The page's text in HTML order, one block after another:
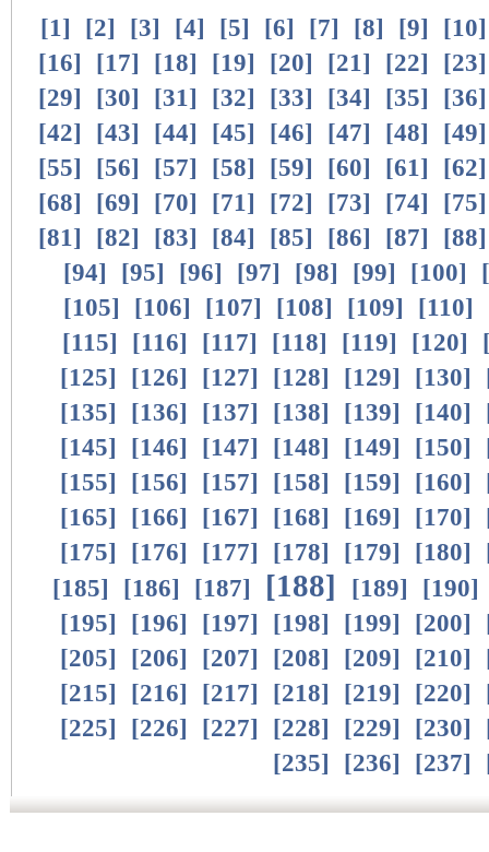
[1] [2] [3] [4] [5] [6] [7] [8] [9] [10
[16] [17] [18] [19] [20] [21] [22] [23
[29] [30] [31] [32] [33] [34] [35] [36
[42] [43] [44] [45] [46] [47] [48] [49
[55] [56] [57] [58] [59] [60] [61] [62
[68] [69] [70] [71] [72] [73] [74] [75
[81] [82] [83] [84] [85] [86] [87] [88
[94] [95] [96] [97] [98] [99] [100]
[
[105] [106] [107] [108] [109] [110]
[115] [116] [117] [118] [119] [120]
[125] [126] [127] [128] [129] [130]
[135] [136] [137] [138] [139] [140]
[145] [146] [147] [148] [149] [150]
[155] [156] [157] [158] [159] [160]
[165] [166] [167] [168] [169] [170]
[175] [176] [177] [178] [179] [180]
[185] [186] [187] [188] [189] [190]
[195] [196] [197] [198] [199] [200]
[205] [206] [207] [208] [209] [210]
[215] [216] [217] [218] [219] [220]
[225] [226] [227] [228] [229] [230]
[235] [236] [237]